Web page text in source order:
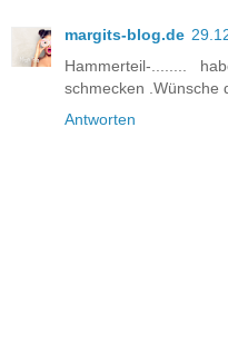
margits-blog.de
Hammerteil-........
schmecken .Wünsche
Antworten